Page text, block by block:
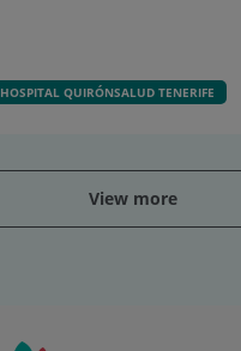
HOSPITAL QUIRÓNSALUD TENERIFE
View more